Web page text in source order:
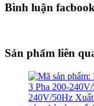
Bình luận facbook
Sản phẩm liên